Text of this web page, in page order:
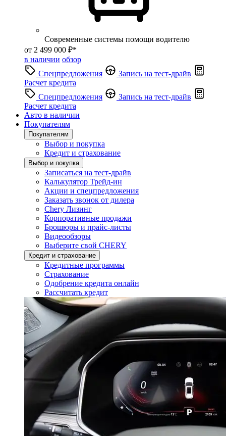
Современные системы помощи водителю
от 2 499 000 ₽*
в наличии обзор
Спецпредложения
Запись на тест-драйв
Расчет кредита
Спецпредложения
Запись на тест-драйв
Расчет кредита
Авто в наличии
Покупателям
Покупателям
Выбор и покупка
Кредит и страхование
Выбор и покупка
Записаться на тест-драйв
Калькулятор Трейд-ин
Акции и спецпредложения
Заказать звонок от дилера
Chery Лизинг
Корпоративные продажи
Брошюры и прайс-листы
Видеообзоры
Выберите свой CHERY
Кредит и страхование
Кредитные программы
Страхование
Одобрение кредита онлайн
Рассчитать кредит